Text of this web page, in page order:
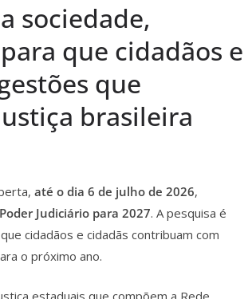
sociedade,
que cidadãos e
que
brasileira
até o dia 6 de julho de 2026,
Judiciário para 2027. A pesquisa é
cidadãos e cidadãs contribuam com
o próximo ano.
estaduais que compõem a Rede